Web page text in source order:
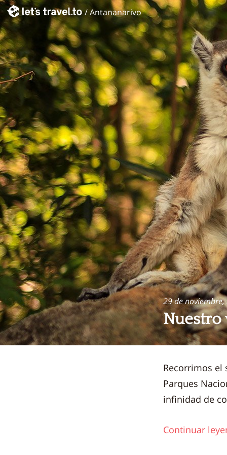
/Antananarivo
29 de noviembre,
Nuestro
Recorrimos el
Parques
infinidad de
Continuar